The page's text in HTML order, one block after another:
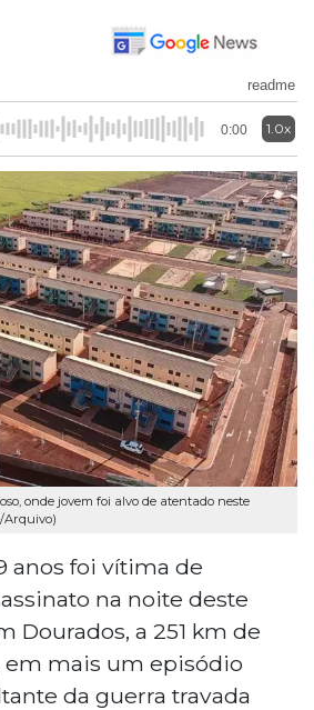
readme
0:00 1.0x
onde jovem foi alvo de atentado neste
Arquivo)
anos foi vítima de
na noite deste
Dourados, a 251 km de
em mais um episódio
da guerra travada